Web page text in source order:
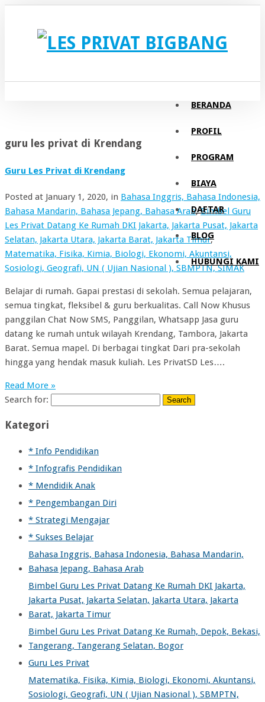
BERANDA
PROFIL
PROGRAM
BIAYA
DAFTAR
BLOG
HUBUNGI KAMI
guru les privat di Krendang
Guru Les Privat di Krendang
Posted at January 1, 2020, in Bahasa Inggris, Bahasa Indonesia,
Bahasa Mandarin, Bahasa Jepang, Bahasa Arab,Bimbel Guru
Les Privat Datang Ke Rumah DKI Jakarta, Jakarta Pusat, Jakarta
Selatan, Jakarta Utara, Jakarta Barat, Jakarta Timur,
Matematika, Fisika, Kimia, Biologi, Ekonomi, Akuntansi,
Sosiologi, Geografi, UN ( Ujian Nasional ), SBMPTN, SIMAK
Belajar di rumah. Gapai prestasi di sekolah. Semua pelajaran,
semua tingkat, fleksibel & guru berkualitas. Call Now Khusus
panggilan Chat Now SMS, Panggilan, Whatsapp Jasa guru
datang ke rumah untuk wilayah Krendang, Tambora, Jakarta
Barat. Semua mapel. Di berbagai tingkat Dari pra-sekolah
hingga yang hendak masuk kuliah. Les PrivatSD Les….
Read More »
Search for:
Kategori
* Info Pendidikan
* Infografis Pendidikan
* Mendidik Anak
* Pengembangan Diri
* Strategi Mengajar
* Sukses Belajar
Bahasa Inggris, Bahasa Indonesia, Bahasa Mandarin,
Bahasa Jepang, Bahasa Arab
Bimbel Guru Les Privat Datang Ke Rumah DKI Jakarta,
Jakarta Pusat, Jakarta Selatan, Jakarta Utara, Jakarta
Barat, Jakarta Timur
Bimbel Guru Les Privat Datang Ke Rumah, Depok, Bekasi,
Tangerang, Tangerang Selatan, Bogor
Guru Les Privat
Matematika, Fisika, Kimia, Biologi, Ekonomi, Akuntansi,
Sosiologi, Geografi, UN ( Ujian Nasional ), SBMPTN,